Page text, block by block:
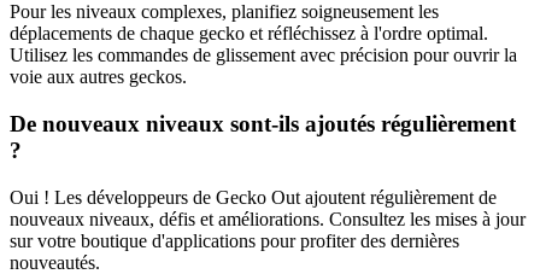
Pour les niveaux complexes, planifiez soigneusement les
déplacements de chaque gecko et réfléchissez à l'ordre optimal.
Utilisez les commandes de glissement avec précision pour ouvrir la
voie aux autres geckos.
De nouveaux niveaux sont-ils ajoutés régulièrement
?
Oui ! Les développeurs de Gecko Out ajoutent régulièrement de
nouveaux niveaux, défis et améliorations. Consultez les mises à jour
sur votre boutique d'applications pour profiter des dernières
nouveautés.